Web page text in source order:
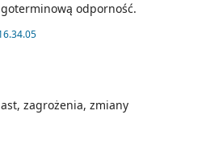
zagrożenia zmiany
odporność.